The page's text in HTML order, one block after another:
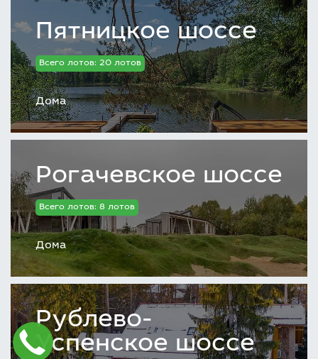
Пятницкое шоссе
Всего лотов: 20 лотов
Дома
Рогачевское шоссе
Всего лотов: 8 лотов
Дома
Рублево-
Успенское шоссе